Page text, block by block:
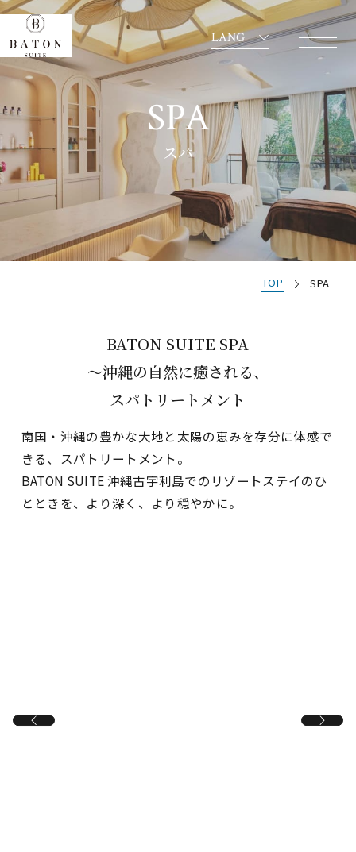
LANG
スパ
SPA
TOP SPA
BATON SUITE SPA
～沖縄の自然に癒される、
スパトリートメント
南国・沖縄の豊かな大地と太陽の恵みを存分に体感で
きる、スパトリートメント。
BATON SUITE 沖縄古宇利島でのリゾートステイのひ
とときを、より深く、より穏やかに。